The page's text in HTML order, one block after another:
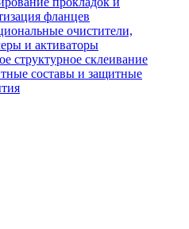
фланцев
очистители,
и активаторы
структурное склеивание
составы и защитные